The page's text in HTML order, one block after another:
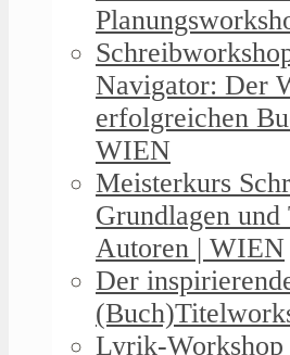
Navigator: Der
erfolgreichen
WIEN
Meisterkurs
Grundlagen
Autoren | WIEN
Der
Lyrik-